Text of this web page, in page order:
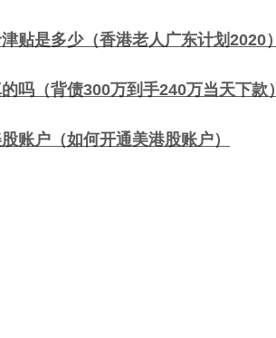
贴是多少（香港老人广东计划2020）
吗（背债300万到手240万当天下款）
账户（如何开通美港股账户）